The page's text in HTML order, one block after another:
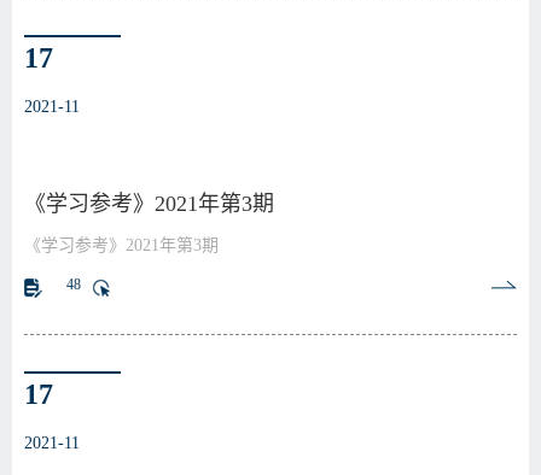
17
2021-11
《学习参考》2021年第3期
《学习参考》2021年第3期
48
17
2021-11